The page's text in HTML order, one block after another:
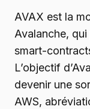
AVAX est la
Avalanche,
smart-
L’objectif
devenir une
AWS,